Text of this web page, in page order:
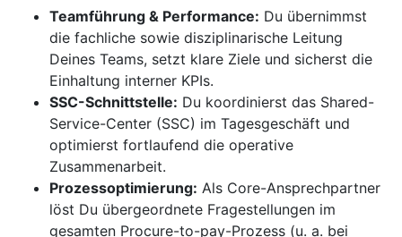
Teamführung & Performance: Du übernimmst
die fachliche sowie disziplinarische Leitung
Deines Teams, setzt klare Ziele und sicherst die
Einhaltung interner KPIs.
SSC-Schnittstelle: Du koordinierst das Shared-
Service-Center (SSC) im Tagesgeschäft und
optimierst fortlaufend die operative
Zusammenarbeit.
Prozessoptimierung: Als Core-Ansprechpartner
löst Du übergeordnete Fragestellungen im
gesamten Procure-to-pay-Prozess (u. a. bei